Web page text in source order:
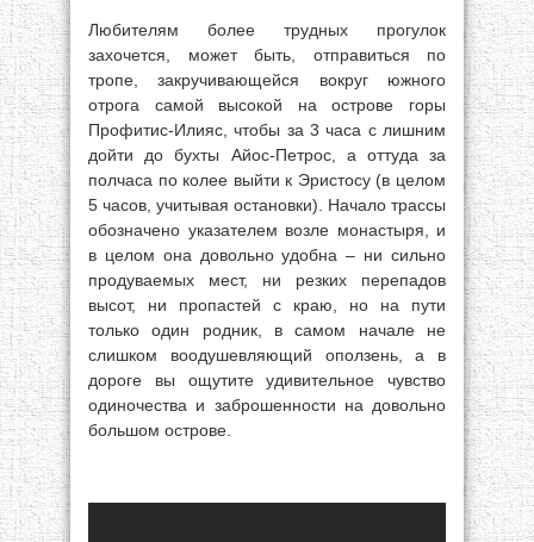
Любителям более трудных прогулок
захочется, может быть, отправиться по
тропе, закручивающейся вокруг южного
отрога самой высокой на острове горы
Профитис-Илияс, чтобы за 3 часа с лишним
дойти до бухты Айос-Петрос, а оттуда за
полчаса по колее выйти к Эристосу (в целом
5 часов, учитывая остановки). Начало трассы
обозначено указателем возле монастыря, и
в целом она довольно удобна – ни сильно
продуваемых мест, ни резких перепадов
высот, ни пропастей с краю, но на пути
только один родник, в самом начале не
слишком воодушевляющий оползень, а в
дороге вы ощутите удивительное чувство
одиночества и заброшенности на довольно
большом острове.